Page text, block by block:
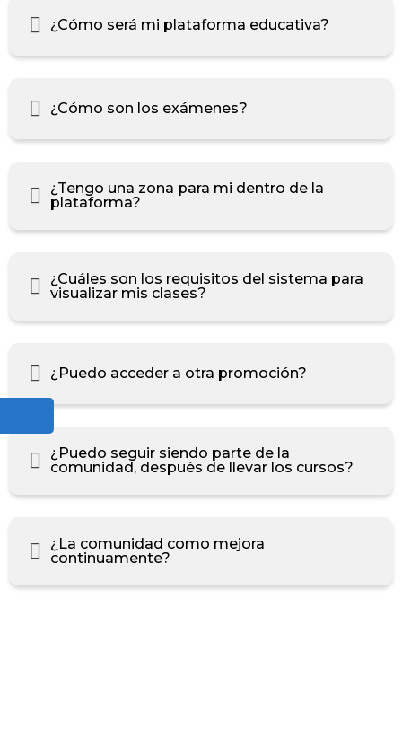
¿Cómo será mi plataforma educativa?
¿Cómo son los exámenes?
¿Tengo una zona para mi dentro de la
plataforma?
¿Cuáles son los requisitos del sistema para
visualizar mis clases?
¿Puedo acceder a otra promoción?
¿Puedo seguir siendo parte de la
comunidad, después de llevar los cursos?
¿La comunidad como mejora
continuamente?